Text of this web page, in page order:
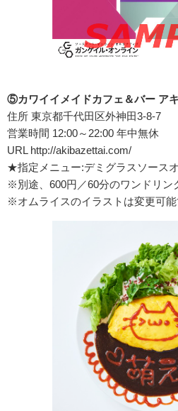
⑤カワイイメイドカフェ＆バー ア
住所 東京都千代田区外神田3-8-7
営業時間 12:00～22:00 年中無休
URL http://akibazettai.com/
★指定メニュー:デミグラスソース
※別途、600円／60分のワンドリン
※オムライスのイラストは変更可能